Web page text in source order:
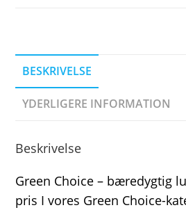
BESKRIVELSE
YDERLIGERE INFORMATION
Beskrivelse
Green Choice – bæredygtig
pris I vores Green Choice-